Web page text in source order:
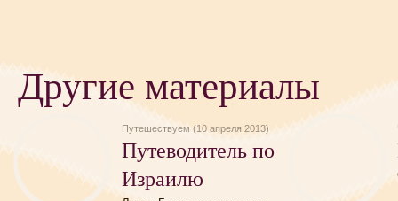
Другие материалы
Путешествуем (10 апреля 2013)
Путеводитель по
Израилю